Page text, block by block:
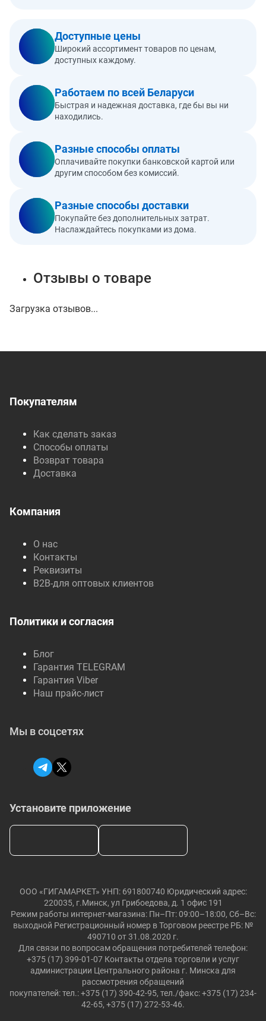
Доступные цены
Широкий ассортимент товаров по ценам,
доступных каждому.
Работаем по всей Беларуси
Быстрая и надежная доставка, где бы вы ни
находились.
Разные способы оплаты
Оплачивайте покупки банковской картой или
другим способом без комиссий.
Разные способы доставки
Покупайте без дополнительных затрат.
Наслаждайтесь покупками из дома.
Отзывы о товаре
Загрузка отзывов...
Покупателям
Как сделать заказ
Способы оплаты
Возврат товара
Доставка
Компания
О нас
Контакты
Реквизиты
B2B-для оптовых клиентов
Политики и согласия
Блог
Гарантия TELEGRAM
Гарантия Viber
Наш прайс-лист
Установите приложение
Мы в соцсетях
ООО «ГИГАМАРКЕТ» УНП: 691800740 Юридический адрес:
220035, г.Минск, ул Грибоедова, д. 1 офис 191
Режим работы интернет-магазина: Пн–Пт: 09:00–18:00, Сб–Вс:
выходной Регистрационный номер в Торговом реестре РБ: №
490710 от 31.08.2020 г.
Для связи по вопросам обращения потребителей телефон:
+375 (17) 399-01-07 Контакты отдела торговли и услуг
администрации Центрального района г. Минска для
рассмотрения обращений
покупателей: тел.: +375 (17) 390-42-95, тел./факс: +375 (17) 234-
42-65, +375 (17) 272-53-46.